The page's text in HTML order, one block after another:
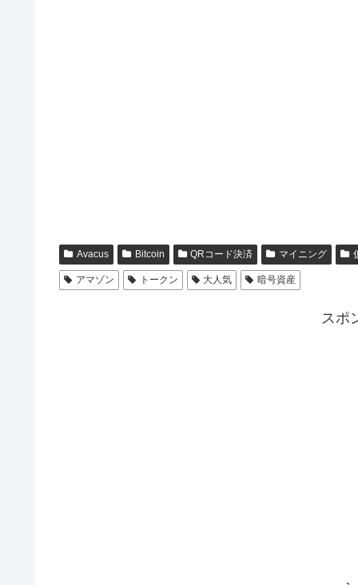
Avacus Bitcoin QRコード決済 マイニング
アマゾン トークン 大人気 暗号資産
スポ